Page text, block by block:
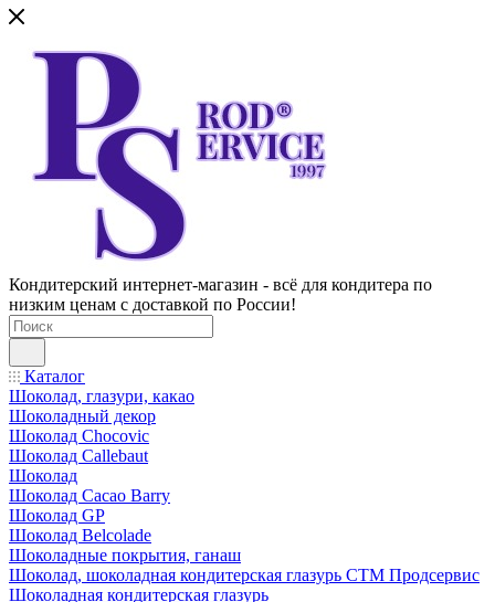
Кондитерский интернет-магазин - всё для кондитера по
низким ценам с доставкой по России!
Каталог
Шоколад, глазури, какао
Шоколадный декор
Шоколад Chocovic
Шоколад Callebaut
Шоколад
Шоколад Cacao Barry
Шоколад GP
Шоколад Belcolade
Шоколадные покрытия, ганаш
Шоколад, шоколадная кондитерская глазурь СТМ Продсервис
Шоколадная кондитерская глазурь